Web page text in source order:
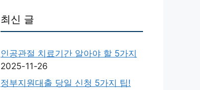
최신 글
인공관절 치료기간 알아야 할 5가지
2025-11-26
정부지원대출 당일 신청 5가지 팁!